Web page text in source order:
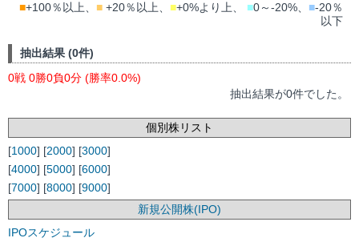
■+100％以上、 ■ +20％以上、 ■+0%より上、 ■0～-20%、 ■-20％
以下
抽出結果 (0件)
0戦 0勝0負0分 (勝率0.0%)
抽出結果が0件でした。
個別株リスト
[1000] [2000] [3000]
[4000] [5000] [6000]
[7000] [8000] [9000]
新規公開株(IPO)
IPOスケジュール